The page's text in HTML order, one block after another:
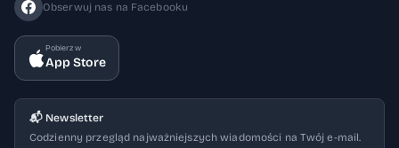
Obserwuj nas na Facebooku
Pobierz w
App Store
📬 Newsletter
Codzienny przegląd najważniejszych wiadomości na Twój e-mail.